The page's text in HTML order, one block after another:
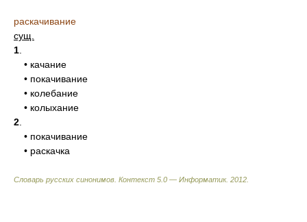
раскачивание
сущ.
1
• качание
• покачивание
• колебание
• колыхание
2
• покачивание
• раскачка
Словарь русских синонимов. Контекст 5.0 — Информатик. 2012